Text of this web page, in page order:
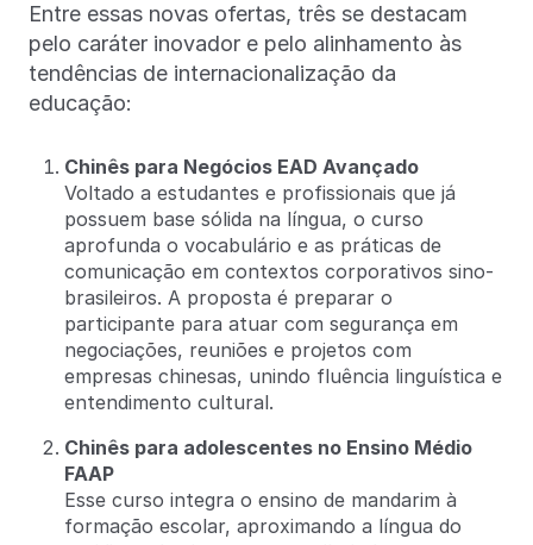
Entre essas novas ofertas, três se destacam
pelo caráter inovador e pelo alinhamento às
tendências de internacionalização da
educação:
Chinês para Negócios EAD Avançado
Voltado a estudantes e profissionais que já
possuem base sólida na língua, o curso
aprofunda o vocabulário e as práticas de
comunicação em contextos corporativos sino-
brasileiros. A proposta é preparar o
participante para atuar com segurança em
negociações, reuniões e projetos com
empresas chinesas, unindo fluência linguística e
entendimento cultural.
Chinês para adolescentes no Ensino Médio
FAAP
Esse curso integra o ensino de mandarim à
formação escolar, aproximando a língua do